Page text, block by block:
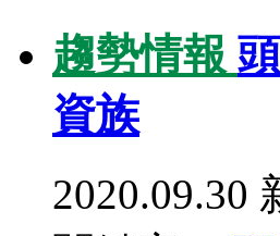
趨勢情報
資族
2020.09.30